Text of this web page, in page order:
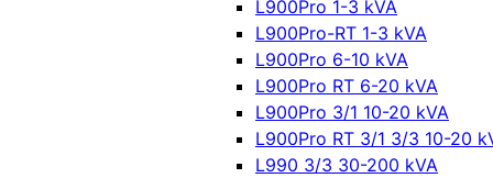
L900Pro 1-3 kVA
L900Pro-RT 1-3 kVA
L900Pro 6-10 kVA
L900Pro RT 6-20 kVA
L900Pro 3/1 10-20 kVA
L900Pro RT 3/1 3/3 10-20
L990 3/3 30-200 kVA